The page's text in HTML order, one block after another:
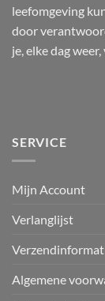
leefomgeving
door
je, elke dag
SERVICE
Mijn Account
Verlanglijst
Algemene